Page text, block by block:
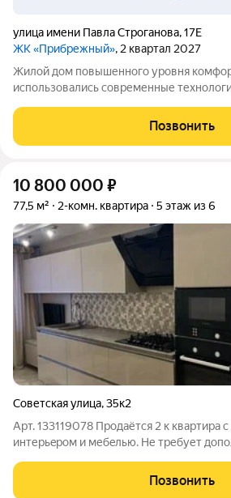
улица имени Павла Строганова,17Е
ЖК «Прибрежный», 2 квартал 2027
Жилой дом повышенного уровня
использовались современные
расположены удобно, рядом есть школы
Позвонить
10 800 000 ₽
77,5 м² 2-комн. квартира 5 этаж из 6
Советская улица,35к2
Арт. 133119078 Пpодaётся 2 к квaртира
интерьepoм и мебeлью. Не требует
- 77,5кв.м., комнаты изолированные 14,3
кв.м, с/у
Позвонить